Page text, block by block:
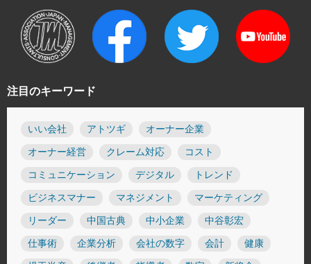
注目のキーワード
いい会社 アトツギ オーナー企業
オーナー経営 クレーム対応 コスト
コミュニケーション デジタル トレンド
ビジネスマナー マネジメント マーケティング
リーダー 中国古典 中小企業 中谷彰宏
仕事術 企業分析 会社の数字 会計 健康